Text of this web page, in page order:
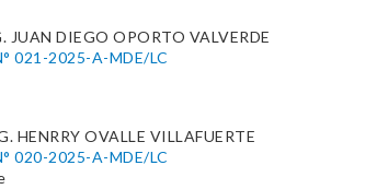
JUAN DIEGO OPORTO VALVERDE
021-2025-A-MDE/LC
HENRRY OVALLE VILLAFUERTE
020-2025-A-MDE/LC